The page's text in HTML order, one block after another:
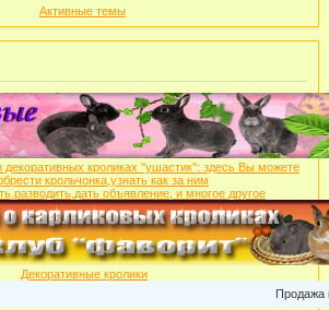
Активные темы
Декоративные кролики
Продажа